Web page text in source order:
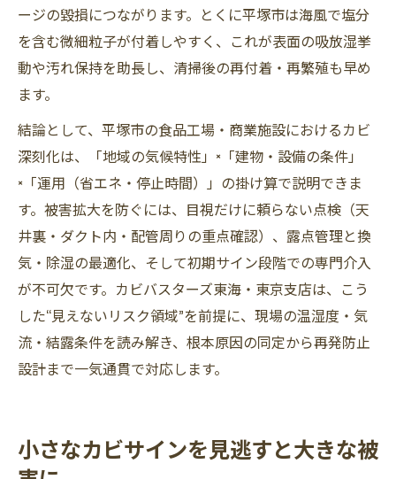
ージの毀損につながります。とくに平塚市は海風で塩分
を含む微細粒子が付着しやすく、これが表面の吸放湿挙
動や汚れ保持を助長し、清掃後の再付着・再繁殖も早め
ます。
結論として、平塚市の食品工場・商業施設におけるカビ
深刻化は、「地域の気候特性」×「建物・設備の条件」
×「運用（省エネ・停止時間）」の掛け算で説明できま
す。被害拡大を防ぐには、目視だけに頼らない点検（天
井裏・ダクト内・配管周りの重点確認）、露点管理と換
気・除湿の最適化、そして初期サイン段階での専門介入
が不可欠です。カビバスターズ東海・東京支店は、こう
した“見えないリスク領域”を前提に、現場の温湿度・気
流・結露条件を読み解き、根本原因の同定から再発防止
設計まで一気通貫で対応します。
小さなカビサインを見逃すと大きな被